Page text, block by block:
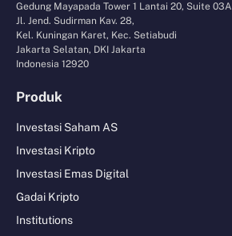
Gedung Mayapada Tower 1 Lantai 20, Suite 03A
Jl. Jend. Sudirman Kav. 28,
Kel. Kuningan Karet, Kec. Setiabudi
Jakarta Selatan, DKI Jakarta
Indonesia 12920
Produk
Investasi Saham AS
Investasi Kripto
Investasi Emas Digital
Gadai Kripto
Institutions